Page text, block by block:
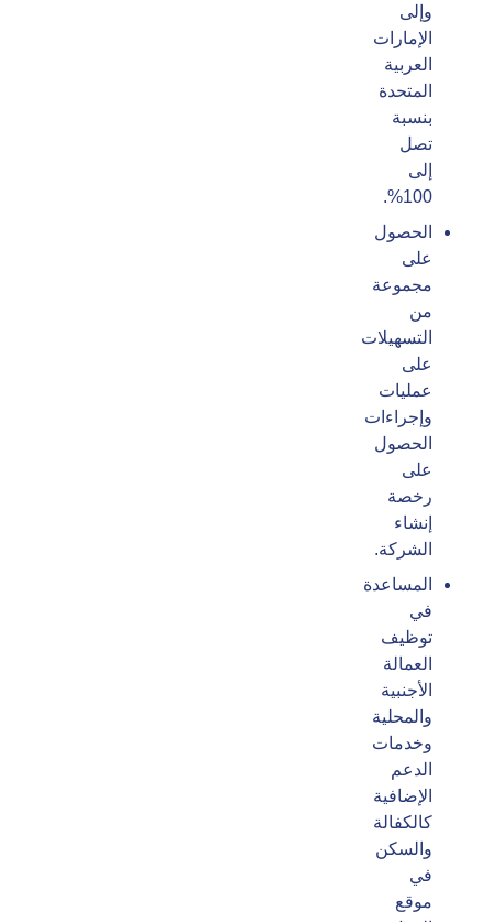
وإلى
الإمارات
العربية
المتحدة
بنسبة
تصل
إلى
100%.
الحصول
على
مجموعة
من
التسهيلات
على
عمليات
وإجراءات
الحصول
على
رخصة
إنشاء
الشركة.
المساعدة
في
توظيف
العمالة
الأجنبية
والمحلية
وخدمات
الدعم
الإضافية
كالكفالة
والسكن
في
موقع